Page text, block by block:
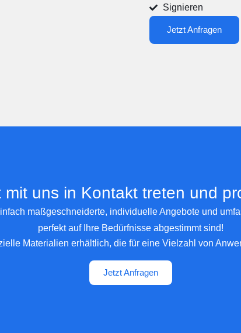
Signieren
Jetzt Anfragen
mit uns in Kontakt treten und
Jetzt Anfragen
maßgeschneiderte, individuelle Angebote und
perfekt auf Ihre Bedürfnisse abgestimmt sind!
Materialien erhältlich, die für eine Vielzahl von